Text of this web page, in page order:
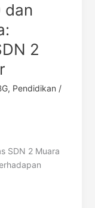
dan
2
, Pendidikan /
SDN 2 Muara